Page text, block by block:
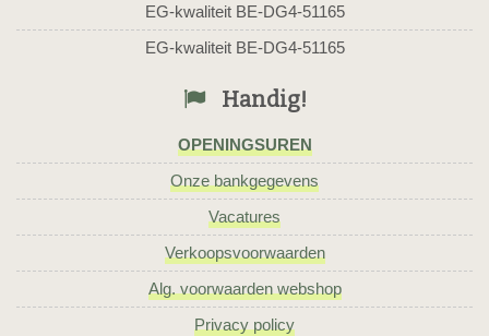
EG-kwaliteit BE-DG4-51165
EG-kwaliteit BE-DG4-51165
Handig!
OPENINGSUREN
Onze bankgegevens
Vacatures
Verkoopsvoorwaarden
Alg. voorwaarden webshop
Privacy policy